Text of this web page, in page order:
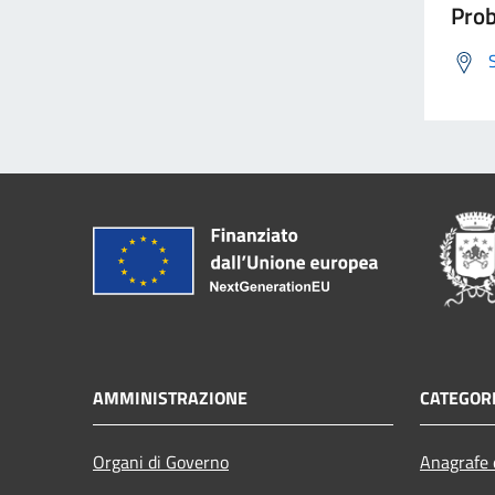
AMMINISTRAZIONE
Organi di Governo